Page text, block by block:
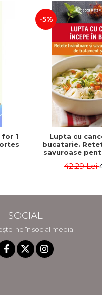
1
-5%
Lupta cu
bucatarie.
savuroase
Katz,
42,29 Lei
SOCIAL
ne în social media